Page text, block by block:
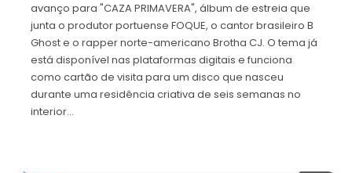
avanço para "CAZA PRIMAVERA", álbum de estreia que
junta o produtor portuense FOQUE, o cantor brasileiro B
Ghost e o rapper norte-americano Brotha CJ. O tema já
está disponível nas plataformas digitais e funciona
como cartão de visita para um disco que nasceu
durante uma residência criativa de seis semanas no
interior…